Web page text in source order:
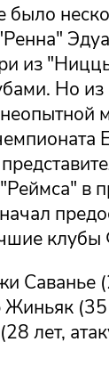
было
из
Но из
Саванье
(35
лет,